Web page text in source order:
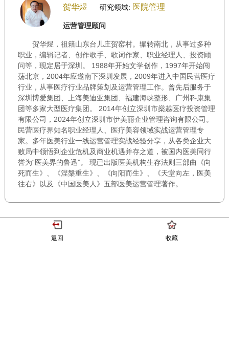
贺华煜 研究领域: 医院管理
运营管理顾问
贺华煜，祖籍山东台儿庄贺窑村。辗转南北，从事过多种
职业，编辑记者、创作歌手、歌词作家、职业经理人、投资顾
问等，现定居于深圳。 1988年开始文学创作，1997年开始闯
荡北京，2004年应邀南下深圳发展，2009年进入中国民营医疗
行业，从事医疗行业品牌策划及运营管理工作。曾先后服务于
深圳博爱集团、上海美迪亚集团、福建海峡整形、广州科康集
团等多家大型医疗集团。 2014年创立深圳市燊越医疗投资管理
有限公司，2024年创立深圳市伊美丽企业管理咨询有限公司。
民营医疗界知名职业经理人、医疗美容领域实战运营管理专
家。多年医美行业一线运营管理实战经验分享，从各类企业大
败局中领悟到企业危机及商业机遇并存之道，被国内医美同行
誉为“医美界的鲁迅”。 现已出版医美机构生存法则三部曲《向
死而生》、《涅槃重生》、《向阳而生》、《天堂向左，医美
往右》以及《中国医美人》五部医美运营管理著作。
返回 收藏